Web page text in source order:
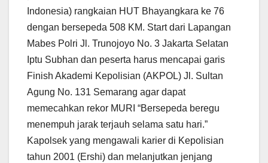
Indonesia) rangkaian HUT Bhayangkara ke 76
dengan bersepeda 508 KM. Start dari Lapangan
Mabes Polri Jl. Trunojoyo No. 3 Jakarta Selatan
Iptu Subhan dan peserta harus mencapai garis
Finish Akademi Kepolisian (AKPOL) Jl. Sultan
Agung No. 131 Semarang agar dapat
memecahkan rekor MURI “Bersepeda beregu
menempuh jarak terjauh selama satu hari.”
Kapolsek yang mengawali karier di Kepolisian
tahun 2001 (Ershi) dan melanjutkan jenjang